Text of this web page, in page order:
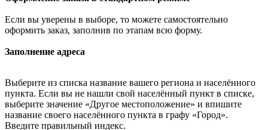
Если вы уверены в выборе, то можете самостоятельно
оформить заказ, заполнив по этапам всю форму.
Заполнение адреса
Выберите из списка название вашего региона и населённого
пункта. Если вы не нашли свой населённый пункт в списке,
выберите значение «Другое местоположение» и впишите
название своего населённого пункта в графу «Город».
Введите правильный индекс.